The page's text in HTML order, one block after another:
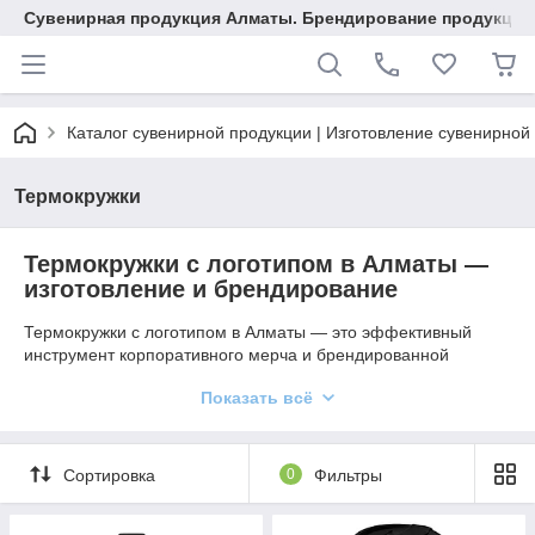
Сувенирная продукция Алматы. Брендирование
Каталог сувенирной продукции | Изготовление
Термокружки
Термокружки с логотипом в Алматы —
изготовление и брендирование
Термокружки с логотипом в Алматы — это эффективный
инструмент корпоративного мерча и брендированной
повседневной жизни клиентов и сотрудников. Это
функциональность, стиль и рекламу бренда.
Брендированные термокружки для
бизнеса и рекламы
Показать всё
Сортировка 0 Фильтры